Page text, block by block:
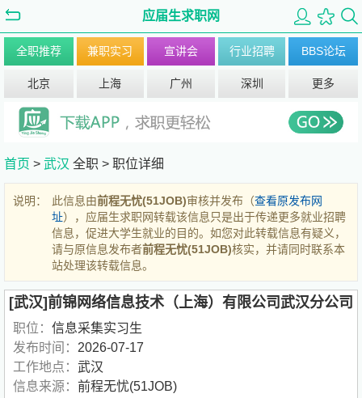
应届生求职网
全职推荐 兼职实习 宣讲会 行业招聘 BBS论坛
北京 上海 广州 深圳 更多
首页 > 武汉 全职 > 职位详细
说明： 此信息由前程无忧(51JOB)审核并发布（查看原发布网
址），应届生求职网转载该信息只是出于传递更多就业招聘
信息，促进大学生就业的目的。如您对此转载信息有疑义，
请与原信息发布者前程无忧(51JOB)核实，并请同时联系本
站处理该转载信息。
[武汉]前锦网络信息技术（上海）有限公司武汉分公司
职位： 信息采集实习生
发布时间： 2026-07-17
工作地点： 武汉
信息来源： 前程无忧(51JOB)